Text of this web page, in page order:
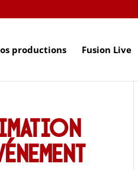
productions Fusion Live